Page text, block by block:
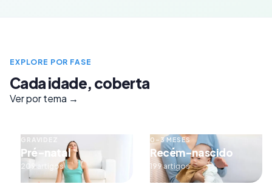
EXPLORE POR FASE
Cada idade, coberta
Ver por tema →
GRAVIDEZ
Pré-natal
209 artigos
0–3 MESES
Recém-nascido
199 artigos